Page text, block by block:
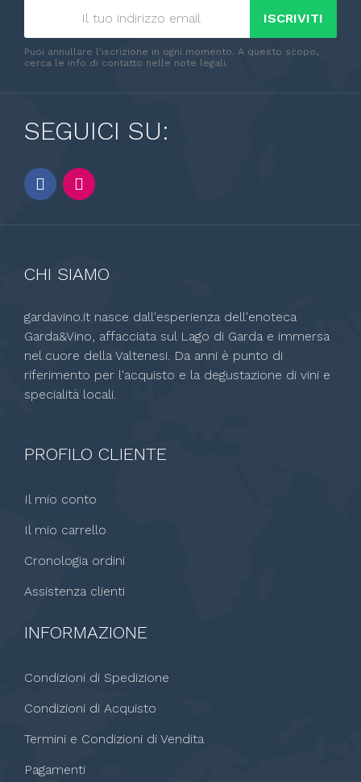
ISCRIVITI
Puoi annullare l'iscrizione in ogni momento. A questo scopo,
cerca le info di contatto nelle note legali.
SEGUICI SU:
CHI SIAMO
gardavino.it nasce dall'esperienza dell'enoteca
Garda&Vino, affacciata sul Lago di Garda e immersa
nel cuore della Valtenesi. Da anni è punto di
riferimento per l'acquisto e la degustazione di vini e
specialità locali.
PROFILO CLIENTE
Il mio conto
Il mio carrello
Cronologia ordini
Assistenza clienti
INFORMAZIONE
Condizioni di Spedizione
Condizioni di Acquisto
Termini e Condizioni di Vendita
Pagamenti